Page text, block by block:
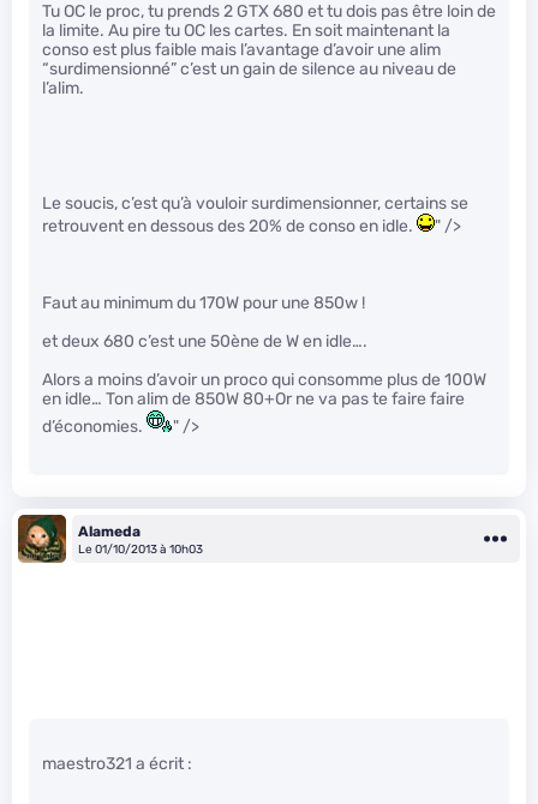
Tu OC le proc, tu prends 2 GTX 680 et tu dois pas être loin de
la limite. Au pire tu OC les cartes. En soit maintenant la
conso est plus faible mais l’avantage d’avoir une alim
“surdimensionné” c’est un gain de silence au niveau de
l’alim.
Le soucis, c’est qu’à vouloir surdimensionner, certains se
retrouvent en dessous des 20% de conso en idle.
" />
Faut au minimum du 170W pour une 850w !
et deux 680 c’est une 50ène de W en idle….
Alors a moins d’avoir un proco qui consomme plus de 100W
en idle… Ton alim de 850W 80+Or ne va pas te faire faire
d’économies.
" />
Alameda
Le 01/10/2013 à 10h03
maestro321 a écrit :